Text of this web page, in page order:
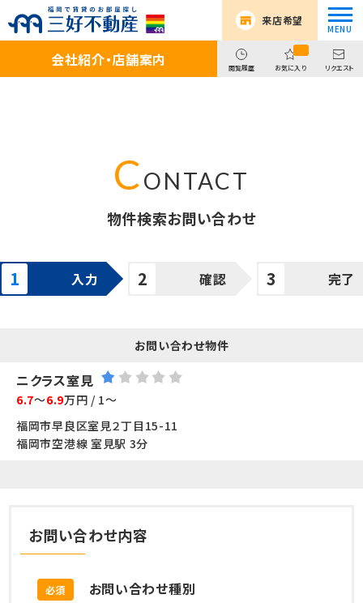
来店希望
会社紹介・店舗案内 閲覧履歴 お気に入り リクエスト
物件検索お問い合わせ
入力 確認 完了
お問い合わせ物件
ニクラス室見
6.7～6.9万円 / 1～
福岡市早良区室見２丁目15-11
福岡市空港線 室見駅 3分
お問い合わせ内容
お問い合わせ種別
必須